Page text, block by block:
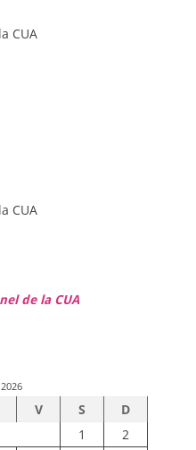
CUA
CUA
de la CUA
V S
D
1
2